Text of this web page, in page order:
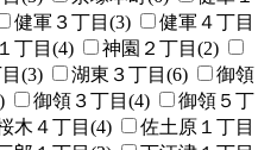
健軍３丁目(3)
健軍４丁目
丁目(4)
神園２丁目(2)
(3) 湖東３丁目(6)
御領
御領３丁目(4)
御領５丁
木４丁目(4)
佐土原１丁目